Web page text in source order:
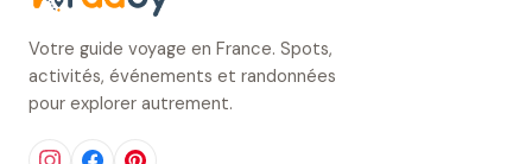
Votre guide voyage en France. Spots,
activités, événements et randonnées
pour explorer autrement.